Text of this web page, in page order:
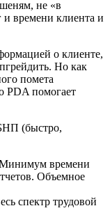
не «в
и времени клиента и
о клиенте,
Но как
помета
PDA помогает
(быстро,
Минимум времени
Объемное
спектр трудовой